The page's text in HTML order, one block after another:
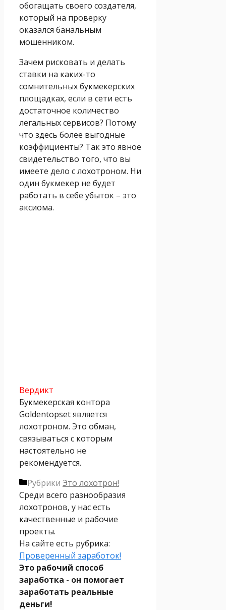
обогащать своего создателя,
который на проверку
оказался банальным
мошенником.
Зачем рисковать и делать
ставки на каких-то
сомнительных букмекерских
площадках, если в сети есть
достаточное количество
легальных сервисов? Потому
что здесь более выгодные
коэффициенты? Так это явное
свидетельство того, что вы
имеете дело с лохотроном. Ни
один букмекер не будет
работать в себе убыток – это
аксиома.
Вердикт
Букмекерская контора
Goldentopset является
лохотроном. Это обман,
связываться с которым
настоятельно не
рекомендуется.
Рубрики Это лохотрон!
Среди всего разнообразия
лохотронов, у нас есть
качественные и рабочие
проекты.
На сайте есть рубрика:
Проверенный заработок!
Это рабочий способ
заработка - он помогает
заработать реальные
деньги!